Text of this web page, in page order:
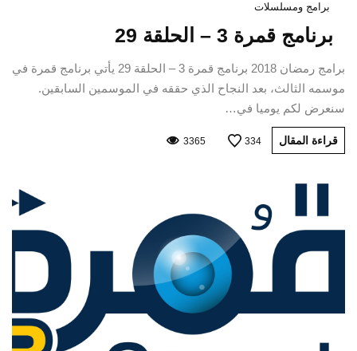
برامج ومسلسلات
برنامج قمرة 3 – الحلقة 29
برامج رمضان 2018 برنامج قمرة 3 – الحلقة 29 يأتي برنامج قمرة في
موسمه الثالث، بعد النجاح الذي حققه في الموسمين السابقين.
سنعرض لكم يوميا في…
قراءة المقال 334
3365